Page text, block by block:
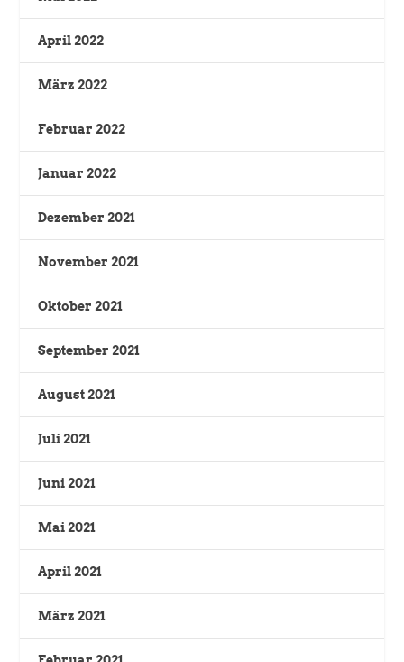
April 2022
März 2022
Februar 2022
Januar 2022
Dezember 2021
November 2021
Oktober 2021
September 2021
August 2021
Juli 2021
Juni 2021
Mai 2021
April 2021
März 2021